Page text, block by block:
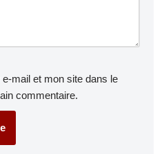
mail et mon site dans le
commentaire.